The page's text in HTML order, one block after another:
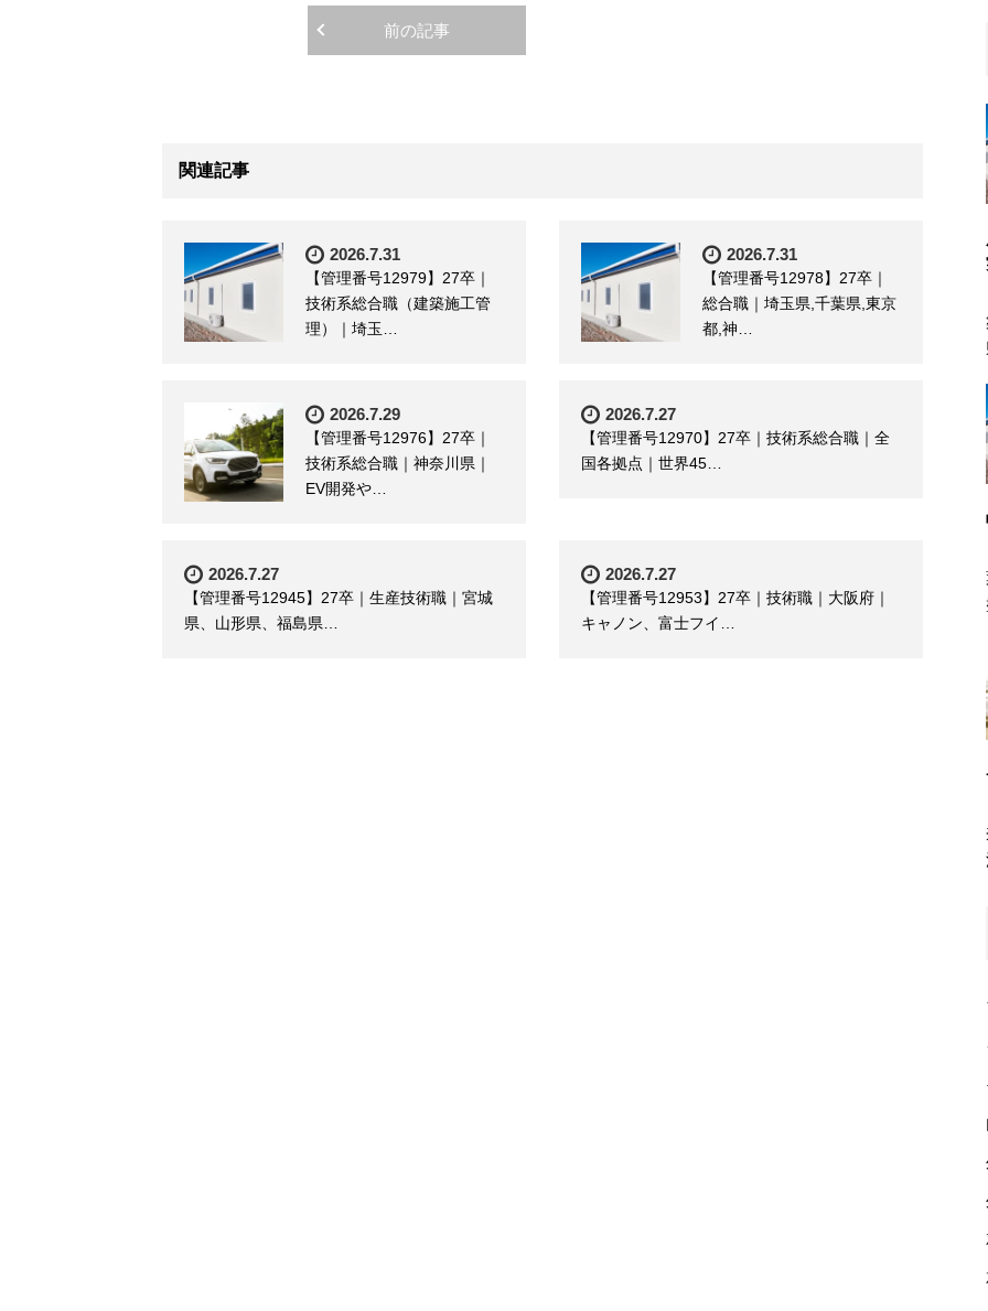
前の記事
関連記事
2026.7.31
【管理番号12979】27卒｜
技術系総合職（建築施工管
理）｜埼玉…
2026.7.31
【管理番号12978】27卒｜
総合職｜埼玉県,千葉県,東京
都,神…
2026.7.29
【管理番号12976】27卒｜
技術系総合職｜神奈川県｜
EV開発や…
2026.7.27
【管理番号12970】27卒｜技術系総合職｜全
国各拠点｜世界45…
2026.7.27
【管理番号12945】27卒｜生産技術職｜宮城
県、山形県、福島県…
2026.7.27
【管理番号12953】27卒｜技術職｜大阪府｜
キャノン、富士フイ…